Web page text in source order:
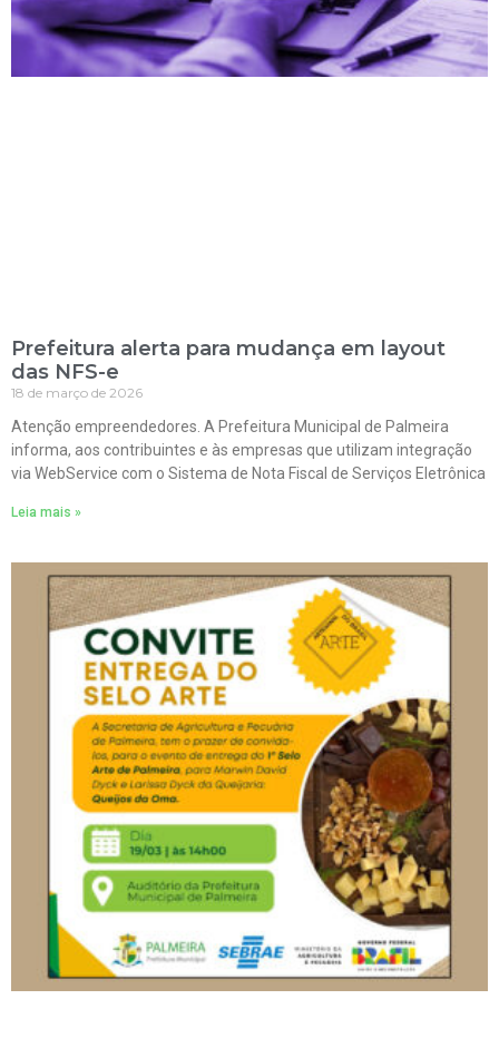
Prefeitura alerta para mudança em layout
das NFS-e
18 de março de 2026
Atenção empreendedores. A Prefeitura Municipal de Palmeira
informa, aos contribuintes e às empresas que utilizam integração
via WebService com o Sistema de Nota Fiscal de Serviços Eletrônica
Leia mais »